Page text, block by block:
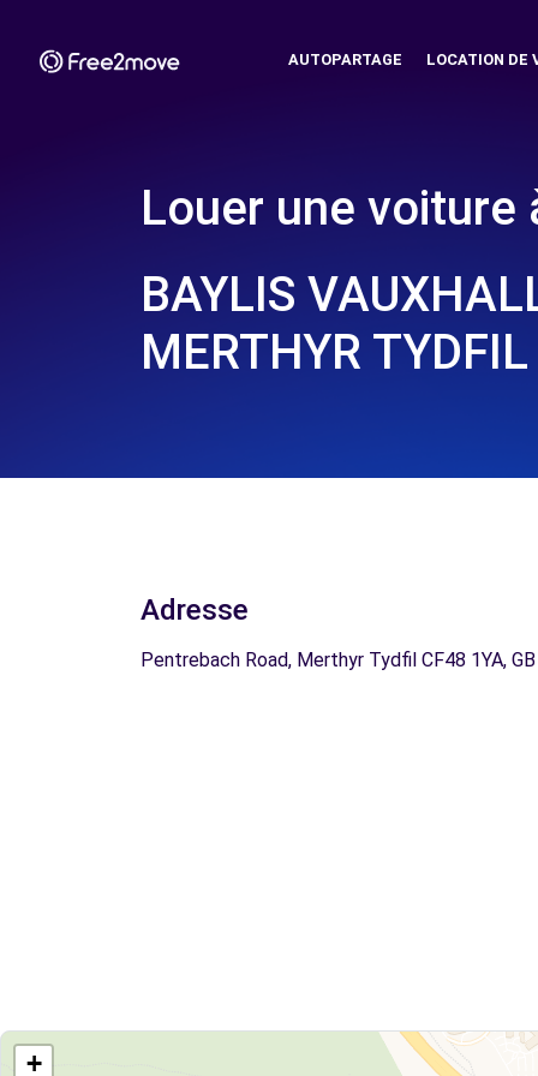
AUTOPARTAGE LOCATION DE
Louer une voiture
BAYLIS
MERTHYR
Adresse
Pentrebach Road, Merthyr Tydfil CF48 1YA, GB
+